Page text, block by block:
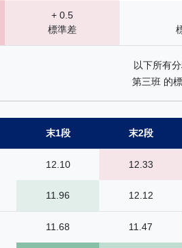
+ 0.5
標準差
以下所有
第三班 的
末1段 末2段
12.10 12.33
11.96 12.12
11.68 11.47